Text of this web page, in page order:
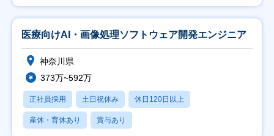
医療向けAI・画像処理ソフトウェア開発エンジニア
神奈川県
373万~592万
正社員採用 土日祝休み 休日120日以上
産休・育休あり 賞与あり